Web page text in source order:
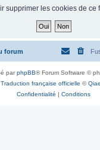
supprimer les cookies de ce
forum
parphpBB® Forum Software ©
Traduction française officielle ©
Confidentialité | Conditions